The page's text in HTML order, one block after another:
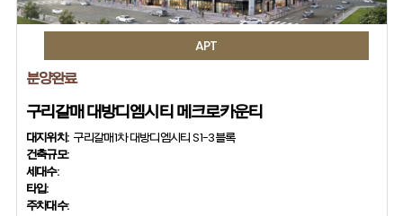
APT
분양완료
구리갈매 대방디엠시티 메크로카운티
대지위치: 구리갈매1차 대방디엠시티 S1-3블록
건축규모:
세대수:
타입:
주차대수: